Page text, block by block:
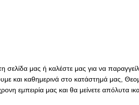
μας ή καλέστε μας για να
και καθημερινά στο κατάστημά μας,
μας και θα μείνετε απόλυτα